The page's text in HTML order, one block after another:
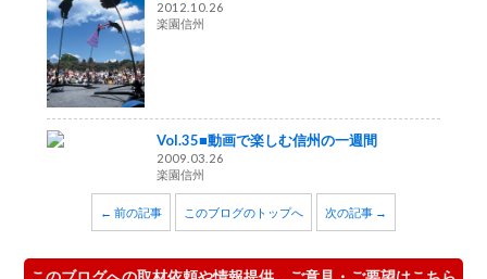
2012.10.26
楽園信州
Vol.35■動画で楽しむ信州の一週間
2009.03.26
楽園信州
← 前の記事 このブログのトップへ 次の記事 →